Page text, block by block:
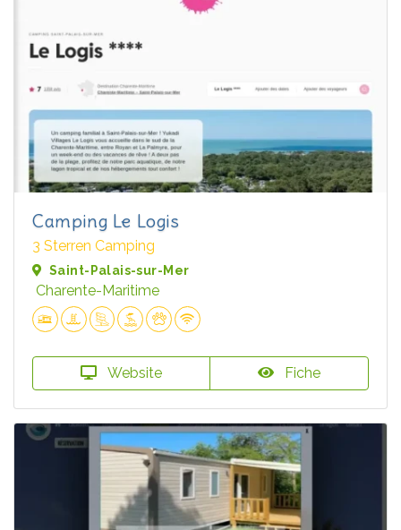
Camping Le Logis
3 Sterren Camping
Saint-Palais-sur-Mer
Charente-Maritime
Website Fiche